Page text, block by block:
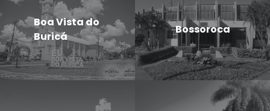
Boa Vista do
Buricá
Bossoroca